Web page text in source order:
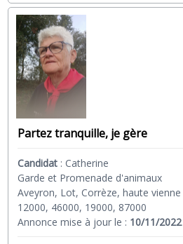
Partez tranquille, je gère
Candidat : Catherine
Garde et Promenade d'animaux
Aveyron, Lot, Corrèze, haute vienne
12000, 46000, 19000, 87000
Annonce mise à jour le : 10/11/2022